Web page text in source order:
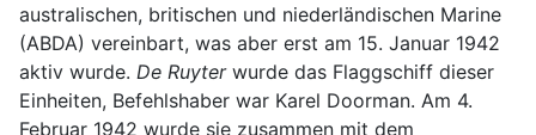
australischen, britischen und niederländischen Marine
(ABDA) vereinbart, was aber erst am 15. Januar 1942
aktiv wurde. De Ruyterwurde das Flaggschiff dieser
Einheiten, Befehlshaber war Karel Doorman. Am 4.
Februar 1942 wurde sie zusammen mit dem